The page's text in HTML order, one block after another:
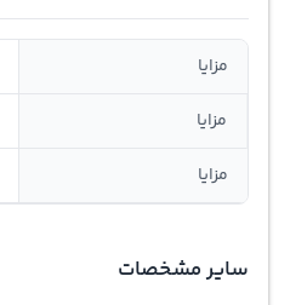
مزایا
مزایا
مزایا
سایر مشخصات